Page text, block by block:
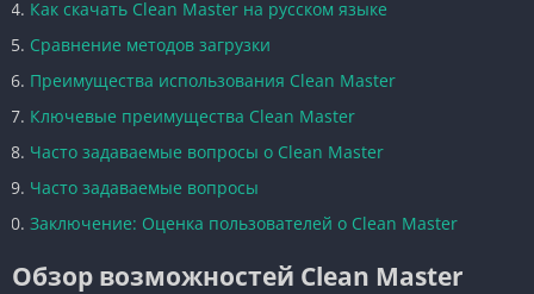
Как скачать Clean Master на русском языке
Сравнение методов загрузки
Преимущества использования Clean Master
Ключевые преимущества Clean Master
Часто задаваемые вопросы о Clean Master
Часто задаваемые вопросы
Заключение: Оценка пользователей о Clean Master
Обзор возможностей Clean Master